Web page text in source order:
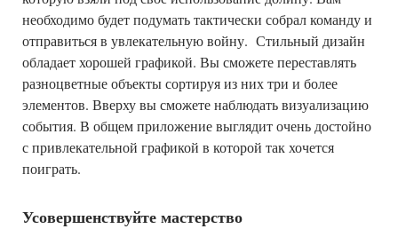
необходимо будет подумать тактически собрал команду и
отправиться в увлекательную войну. Стильный дизайн
обладает хорошей графикой. Вы сможете переставлять
разноцветные объекты сортируя из них три и более
элементов. Вверху вы сможете наблюдать визуализацию
события. В общем приложение выглядит очень достойно
с привлекательной графикой в которой так хочется
поиграть.
Усовершенствуйте мастерство